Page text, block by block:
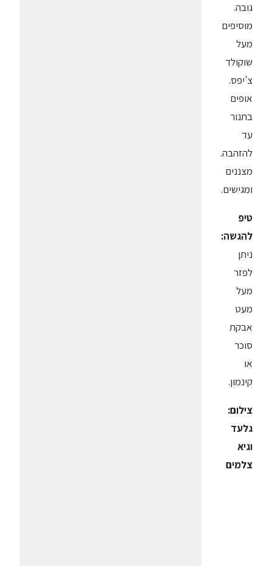
גובה.
מוסיפים
מעל
שוקולד
צ'יפס.
אופים
בתנור
עד
להזהבה.
מצננים
ומגישים.
טיפ
להגשה:
ניתן
לפזר
מעל
מעט
אבקת
סוכר
או
קינמון.
צילום:
גלעד
וגיא
צלמים